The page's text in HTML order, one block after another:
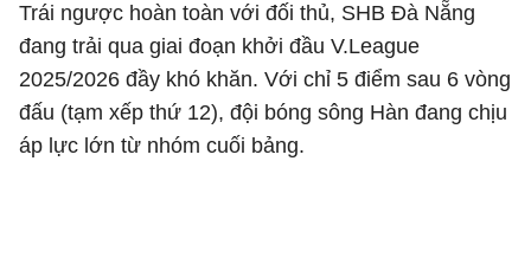
Trái ngược hoàn toàn với đối thủ, SHB Đà Nẵng
đang trải qua giai đoạn khởi đầu V.League
2025/2026 đầy khó khăn. Với chỉ 5 điểm sau 6 vòng
đấu (tạm xếp thứ 12), đội bóng sông Hàn đang chịu
áp lực lớn từ nhóm cuối bảng.